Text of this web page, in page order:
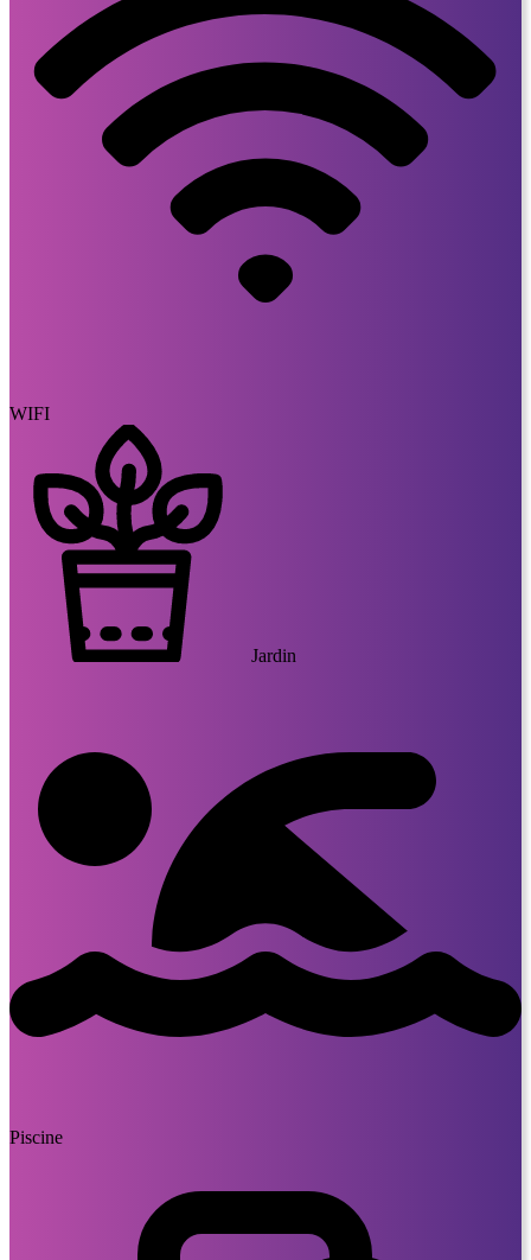
WIFI
Jardin
Piscine